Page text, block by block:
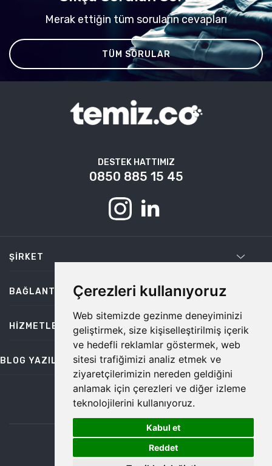
Çerezleri kullanıyoruz
Web sitemizde gezinme deneyiminizi
geliştirmek, size kişiselleştirilmiş içerik
ve hedefli reklamlar göstermek, web
sitesi trafiğimizi analiz etmek ve
ziyaretçilerimizin nereden geldiğini
anlamak için çerezleri ve diğer izleme
teknolojilerini kullanıyoruz.
Kabul et
Reddet
Merak ettiğin tüm soruların cevapları
TÜM SORULAR
DESTEK HATTIMIZ
0850 885 15 45
ŞIRKET
BAĞLANTILAR
HIZMETLER
BLOG YAZILARI
bilgi@temiz.co
©2026 Temiz, Her Hakkı Saklıdır.